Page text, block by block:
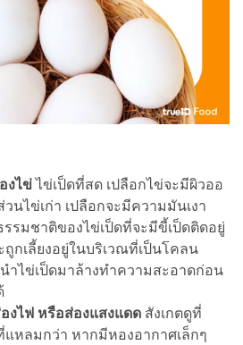
งไข่ไข่เป็ดที่สด เปลือกไข่จะมีผิวออ
นไข่เก่า เปลือกจะมีความมันเงา
รรมชาติของไข่เป็ดที่จะมีขี้เป็ดติดอยู่
ถูกเลี้ยงอยู่ในบริเวณที่เป็นโคลน
นำไข่เป็ดมาล้างทำความสะอาดก่อน
งไฟ หรือส่องแสงแดด สังเกตดูที่
หลมกว่า หากมีหองอากาศเล็กๆ